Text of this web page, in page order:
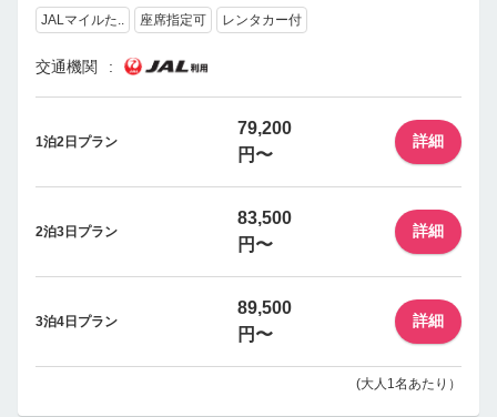
JALマイルた.. 座席指定可 レンタカー付
交通機関
1泊2日プラン
79,200
円〜
詳細
2泊3日プラン
83,500
円〜
詳細
3泊4日プラン
89,500
円〜
詳細
(大人1名あたり）